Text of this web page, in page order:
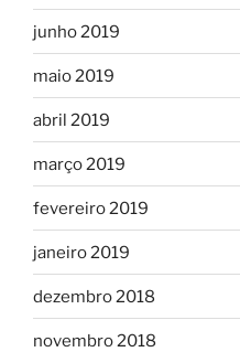
junho 2019
maio 2019
abril 2019
março 2019
fevereiro 2019
janeiro 2019
dezembro 2018
novembro 2018